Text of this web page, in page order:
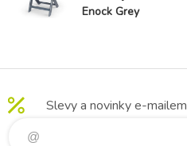
Enock Grey
Slevy a novinky e-mailem